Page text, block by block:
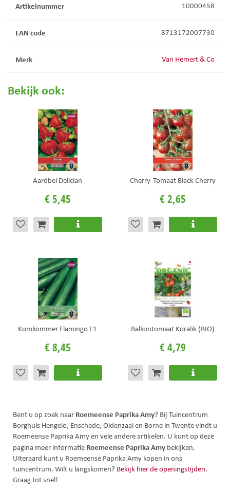
Artikelnummer 10000458
EAN code 8713172007730
Merk Van Hemert & Co
Bekijk ook:
Aardbei Delician
€ 5,45
Cherry-Tomaat Black Cherry
€2,65
Komkommer Flamingo F1
€8,45
Balkontomaat Koralik (BIO)
€4,79
Bent u op zoek naar Roemeense Paprika Amy? Bij Tuincentrum
Borghuis Hengelo, Enschede, Oldenzaal en Borne in Twente vindt u
Roemeense Paprika Amy en vele andere artikelen. U kunt op deze
pagina meer informatie Roemeense Paprika Amy bekijken.
Uiteraard kunt u Roemeense Paprika Amy kopen in ons
tuincentrum. Wilt u langskomen? Bekijk hier de openingstijden.
Graag tot snel!